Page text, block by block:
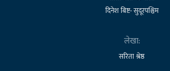
दिनेश बिष्ट- सुदूरपश्चिम
लेखा:
सरिता श्रेष्ठ